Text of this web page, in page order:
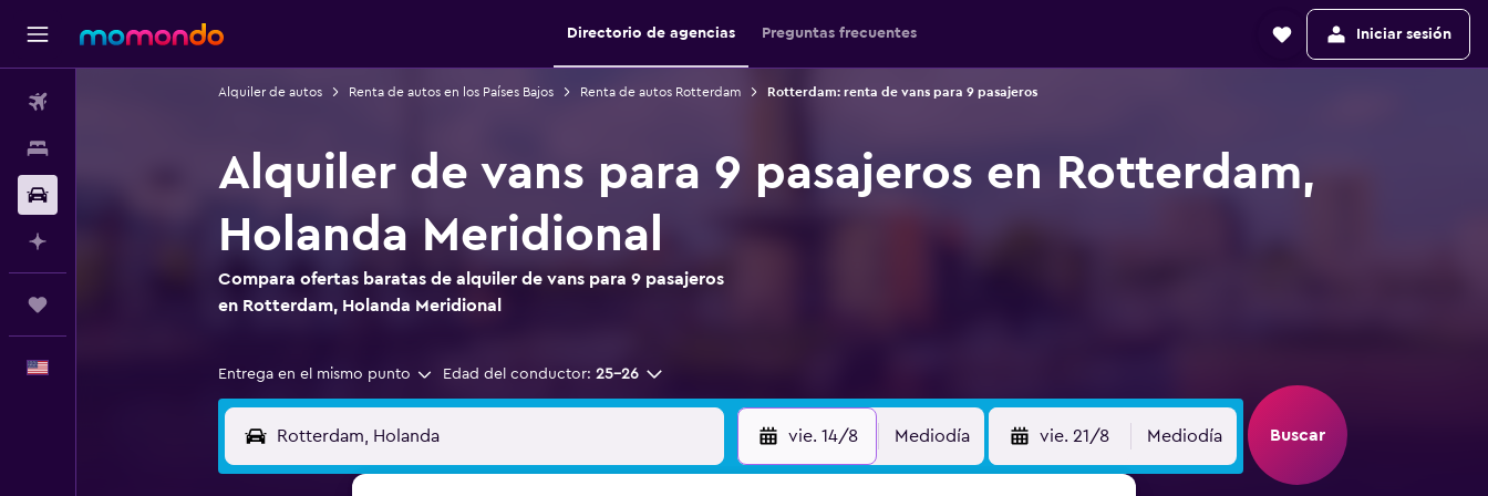
Directorio de agencias Preguntas frecuentes Iniciar sesión
Alquiler de autos Renta de autos en los Países Bajos Renta de autos Rotterdam Rotterdam: renta de vans para 9 pasajeros
Alquiler de vans para 9 pasajeros en Rotterdam,
Holanda Meridional
Compara ofertas baratas de alquiler de vans para 9 pasajeros
en Rotterdam, Holanda Meridional
Entrega en el mismo punto Edad del conductor: 25-26
vie. 14/8 Mediodía vie. 21/8 Mediodía Buscar